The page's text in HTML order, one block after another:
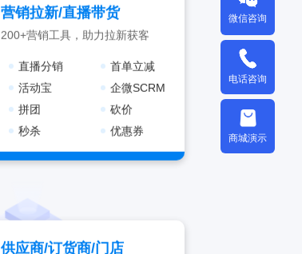
营销拉新/直播带货
200+营销工具，助力拉新获客
直播分销
首单立减
活动宝
企微SCRM
拼团
砍价
秒杀
优惠券
供应商/订货商/门店
微信咨询
电话咨询
商城演示